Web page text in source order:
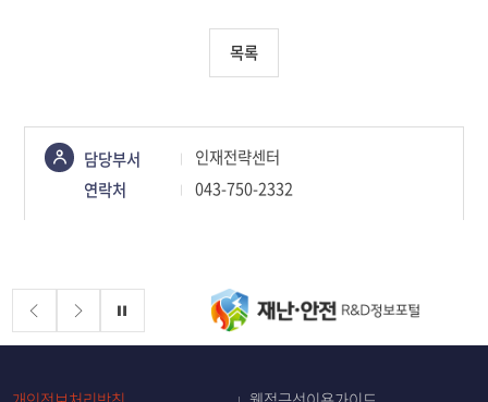
목록
콘텐츠
정보책임자
담당부서
인재전략센터
연락처
043-750-2332
배너존